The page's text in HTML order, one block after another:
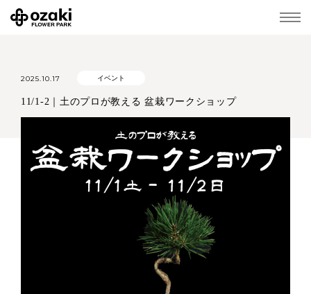
2025.10.17 イベント
11/1-2｜土のプロが教える 盆栽ワークショップ